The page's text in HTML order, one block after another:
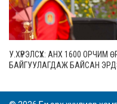
У.ХҮРЭЛСҮХ: АНХ 1600 ОРЧИМ
БАЙГУУЛАГДАЖ БАЙСАН